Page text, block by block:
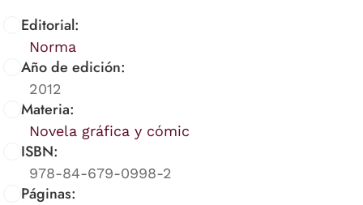
Editorial:
Norma
Año de edición:
2012
Materia:
Novela gráfica y cómic
ISBN:
978-84-679-0998-2
Páginas: